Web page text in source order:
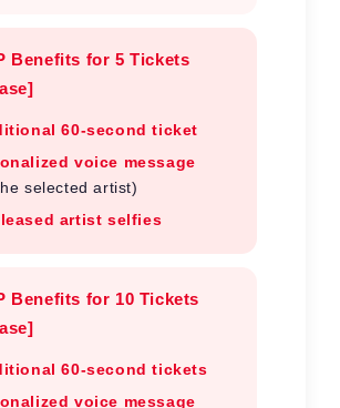
Benefits for 5 Tickets
60-second ticket
voice message
selected artist)
artist selfies
Benefits for 10 Tickets
60-second tickets
voice message